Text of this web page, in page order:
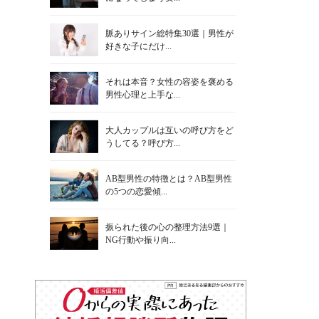
脈ありサイン総特集30選｜男性が
好きな子にだけ...
それは本音？女性の容姿を褒める
男性心理と上手な...
大人カップルは互いの呼び方をど
うしてる？呼び方...
AB型男性の特徴とは？AB型男性
の5つの恋愛傾...
振られた後の心の整理方法9選｜
NG行動や振り向...